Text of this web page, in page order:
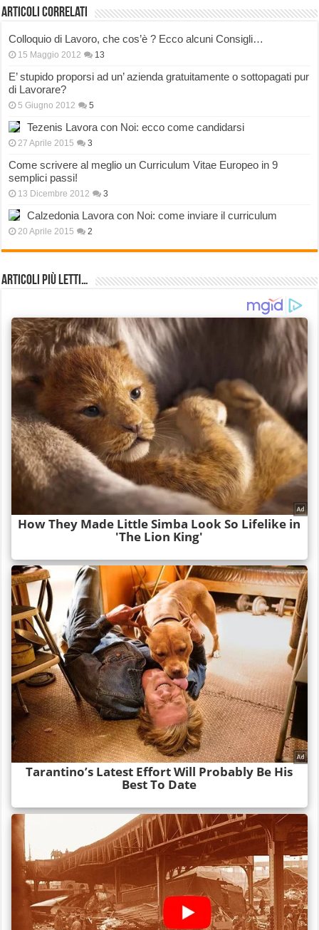
Articoli correlati
Colloquio di Lavoro, che cos’è ? Ecco alcuni Consigli…
15 Maggio 2012 13
E’ stupido proporsi ad un’ azienda gratuitamente o sottopagati pur
di Lavorare?
5 Giugno 2012 5
Tezenis Lavora con Noi: ecco come candidarsi
27 Aprile 2015 3
Come scrivere al meglio un Curriculum Vitae Europeo in 9
semplici passi!
13 Dicembre 2012 3
Calzedonia Lavora con Noi: come inviare il curriculum
20 Aprile 2015 2
Articoli più Letti…